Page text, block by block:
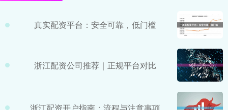
真实配资平台：安全可靠，低门槛
浙江配资公司推荐｜正规平台对比